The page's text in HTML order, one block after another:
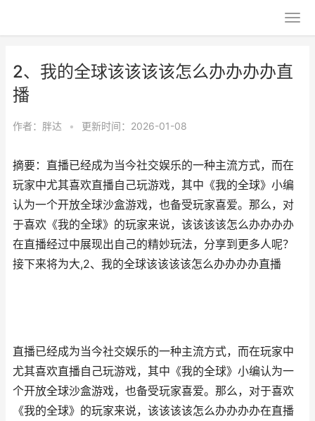
2、我的全球该该该该怎么办办办办直
播
作者： 胖达 • 更新时间：2026-01-08
摘要：直播已经成为当今社交娱乐的一种主流方式，而在
玩家中尤其喜欢直播自己玩游戏，其中《我的全球》小编
认为一个开放全球沙盒游戏，也备受玩家喜爱。那么，对
于喜欢《我的全球》的玩家来说，该该该该怎么办办办办
在直播经过中展现出自己的精妙玩法，分享到更多人呢？
接下来将为大,2、我的全球该该该该怎么办办办办直播
直播已经成为当今社交娱乐的一种主流方式，而在玩家中
尤其喜欢直播自己玩游戏，其中《我的全球》小编认为一
个开放全球沙盒游戏，也备受玩家喜爱。那么，对于喜欢
《我的全球》的玩家来说，该该该该怎么办办办办在直播